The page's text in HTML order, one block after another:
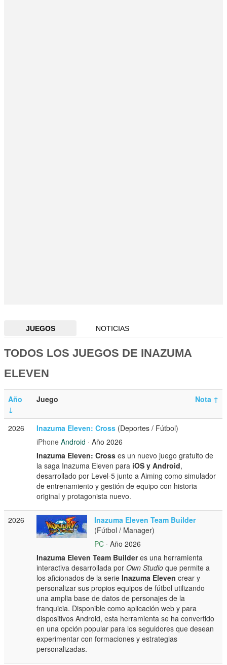
JUEGOS NOTICIAS
TODOS LOS JUEGOS DE INAZUMA
ELEVEN
Año
↓
Nota ↑
Juego
2026 Inazuma Eleven: Cross (Deportes / Fútbol)
iPhone Android · Año 2026
Inazuma Eleven: Cross es un nuevo juego gratuito de
la saga Inazuma Eleven para iOS y Android,
desarrollado por Level‑5 junto a Aiming como simulador
de entrenamiento y gestión de equipo con historia
original y protagonista nuevo.
2026
Inazuma Eleven Team Builder
(Fútbol / Manager)
PC · Año 2026
Inazuma Eleven Team Builderes una herramienta
interactiva desarrollada porOwn Studio que permite a
los aficionados de la serieInazuma Eleven crear y
personalizar sus propios equipos de fútbol utilizando
una amplia base de datos de personajes de la
franquicia. Disponible como aplicación web y para
dispositivos Android, esta herramienta se ha convertido
en una opción popular para los seguidores que desean
experimentar con formaciones y estrategias
personalizadas.